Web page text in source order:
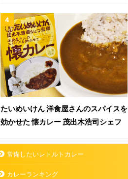
たいめいけん 洋食屋さんのスパイスを
効かせた 懐カレー 茂出木浩司シェフ
常備したいレトルトカレー
カレーランキング